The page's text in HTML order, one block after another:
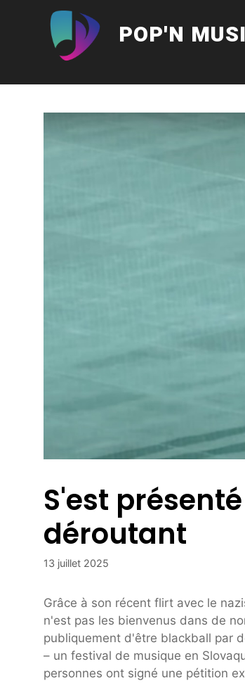
POP'N
S'est
déroutant
13 juillet 2025
Grâce à son récent flirt avec le
n'est pas les bienvenus dans de
publiquement d'être blackball par
– un festival de musique en
personnes ont signé une pétition